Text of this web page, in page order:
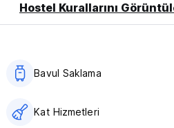
Hostel Kurallarını
Bavul Saklama
Kat Hizmetleri